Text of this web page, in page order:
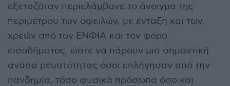
εξεταζόταν περιελάμβανε το άνοιγμα της
περιμέτρου των οφειλών, με ένταξη και των
χρεών από τον ΕΝΦΙΑ και τον φόρο
εισοδήματος, ώστε να πάρουν μια σημαντική
ανάσα ρευστότητας όσοι επλήγησαν από την
πανδημία, τόσο φυσικά πρόσωπα όσο και